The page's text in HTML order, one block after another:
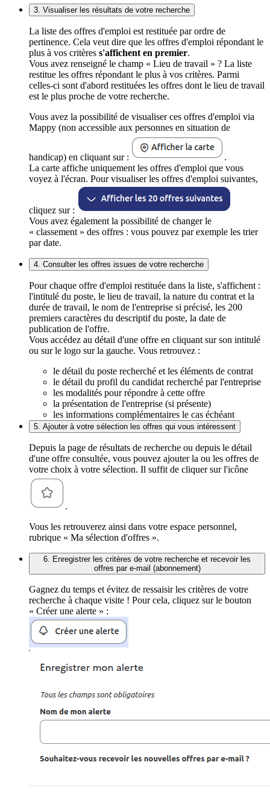
3. Visualiser les résultats de votre recherche
La liste des offres d'emploi est restituée par ordre de
pertinence. Cela veut dire que les offres d'emploi répondant le
plus à vos critères s'affichent en premier.
Vous avez renseigné le champ « Lieu de travail » ? La liste
restitue les offres répondant le plus à vos critères. Parmi
celles-ci sont d'abord restituées les offres dont le lieu de travail
est le plus proche de votre recherche.
Vous avez la possibilité de visualiser ces offres d'emploi via
Mappy (non accessible aux personnes en situation de
handicap) en cliquant sur :
.
La carte affiche uniquement les offres d'emploi que vous
voyez à l'écran. Pour visualiser les offres d'emploi suivantes,
cliquez sur :
Vous avez également la possibilité de changer le
« classement » des offres : vous pouvez par exemple les trier
par date.
4. Consulter les offres issues de votre recherche
Pour chaque offre d'emploi restituée dans la liste, s'affichent :
l'intitulé du poste, le lieu de travail, la nature du contrat et la
durée de travail, le nom de l'entreprise si précisé, les 200
premiers caractères du descriptif du poste, la date de
publication de l'offre.
Vous accédez au détail d'une offre en cliquant sur son intitulé
ou sur le logo sur la gauche. Vous retrouvez :
le détail du poste recherché et les éléments de contrat
le détail du profil du candidat recherché par l'entreprise
les modalités pour répondre à cette offre
la présentation de l'entreprise (si présente)
les informations complémentaires le cas échéant
5. Ajouter à votre sélection les offres qui vous intéressent
Depuis la page de résultats de recherche ou depuis le détail
d'une offre consultée, vous pouvez ajouter la ou les offres de
votre choix à votre sélection. Il suffit de cliquer sur l'icône
.
Vous les retrouverez ainsi dans votre espace personnel,
rubrique « Ma sélection d'offres ».
6. Enregistrer les critères de votre recherche et recevoir les
offres par e-mail (abonnement)
Gagnez du temps et évitez de ressaisir les critères de votre
recherche à chaque visite ! Pour cela, cliquez sur le bouton
« Créer une alerte » :